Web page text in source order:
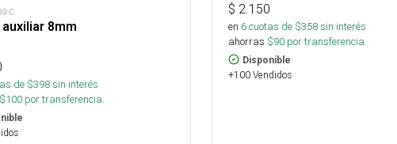
C
8mm
de $398sin interés
$100 por transferencia.
$ 2.150
en 6cuotas de $358sin interés
ahorras $90 por transferencia.
Disponible
+100 Vendidos